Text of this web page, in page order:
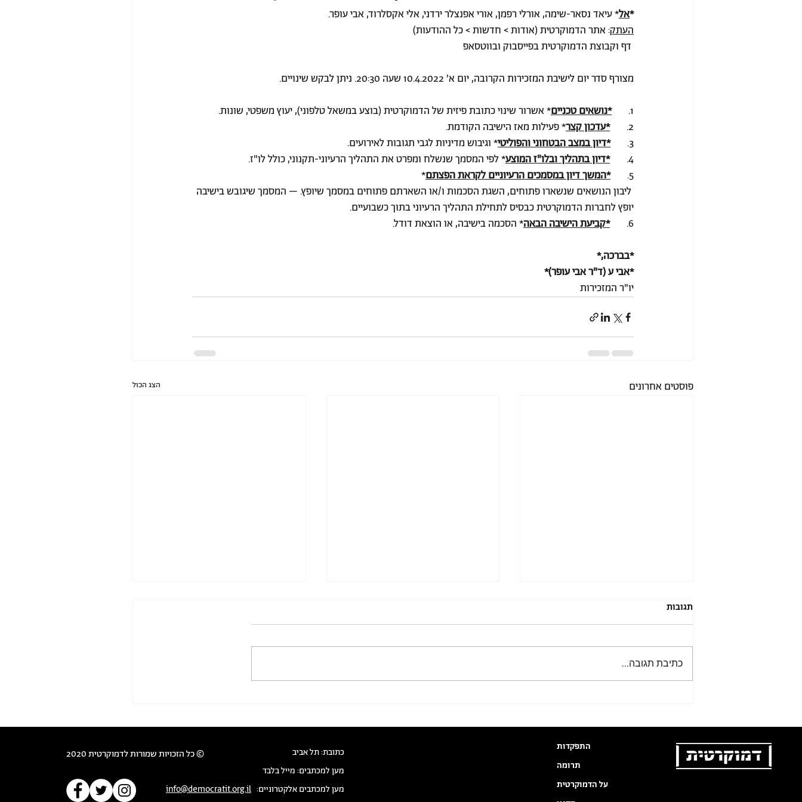
*אל* עיאד נסאר-שימה, אורלי רפמן, אורי אפנצלר ירדני, אלי אקסלרוד, אבי עופר.
העתק: אתר הדמוקרטית (אודות > חדשות > כל ההודעות)
מצורף סדר יום לישיבת המזכירות הקרובה, יום א' 10.4.2022 שעה 20:30. ניתן לבקש שינויים.
1. *נושאים טכניים* אשרור שינוי כתובת פיזית של הדמוקרטית (בוצע במשאל טלפוני), יעוץ משפטי, שונות.
2.
*עדכון קצר* פעילות מאז הישיבה הקודמת.
3.
*דיון במצב הבטחוני והפוליטי* וגיבוש מדיניות לגבי תגובות לאירועים.
4.
*דיון בתהליך ובלו"ז המוצע* לפי המסמך שנשלח ומפרט את התהליך הרעיוני-תקנוני, כולל לו"ז.
5.
*המשך דיון במסמכים הרעיוניים לקראת הפצתם*
ליבון הנושאים שנשארו פתוחים, השגת הסכמות ו/או השארתם פתוחים במסמך שיופץ. – המסמך שיגובש בישיבה
יופץ לחברות הדמוקרטית כבסיס לתחילת התהליך הרעיוני בתוך כשבועיים.
6.
*קביעת הישיבה הבאה* הסכמה בישיבה, או הוצאת דודל.
*בברכה,*
*אבי ע (ד"ר אבי עופר)*
יו"ר המזכירות
פוסטים אחרונים הצג הכול
סיכום הכנס לסולידריות ולאיחוד
اليهودي المشترك (נוסח ערבי של סיכום
זה, מעבר לפסקאות המבוא, נמצא בהכנה...
פריי. להלן טיוטת סדר...
מפתח מחד והציבור הרחב מאידך,
תגובות
כתיבת תגובה...
© כל הזכויות שמורות לדמוקרטית 2020
כתובת: תל אביב
מען למכתבים: מייל בלבד
מען למכתבים אלקטרוניים: info@democratit.org.il
התפקדות
תרומה
על הדמוקרטית